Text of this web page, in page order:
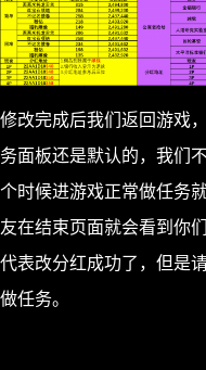
修改完成后我们返回游戏
务面板还是默认的，我们
个时候进游戏正常做任务
友在结束页面就会看到你
代表改分红成功了，但是
做任务。